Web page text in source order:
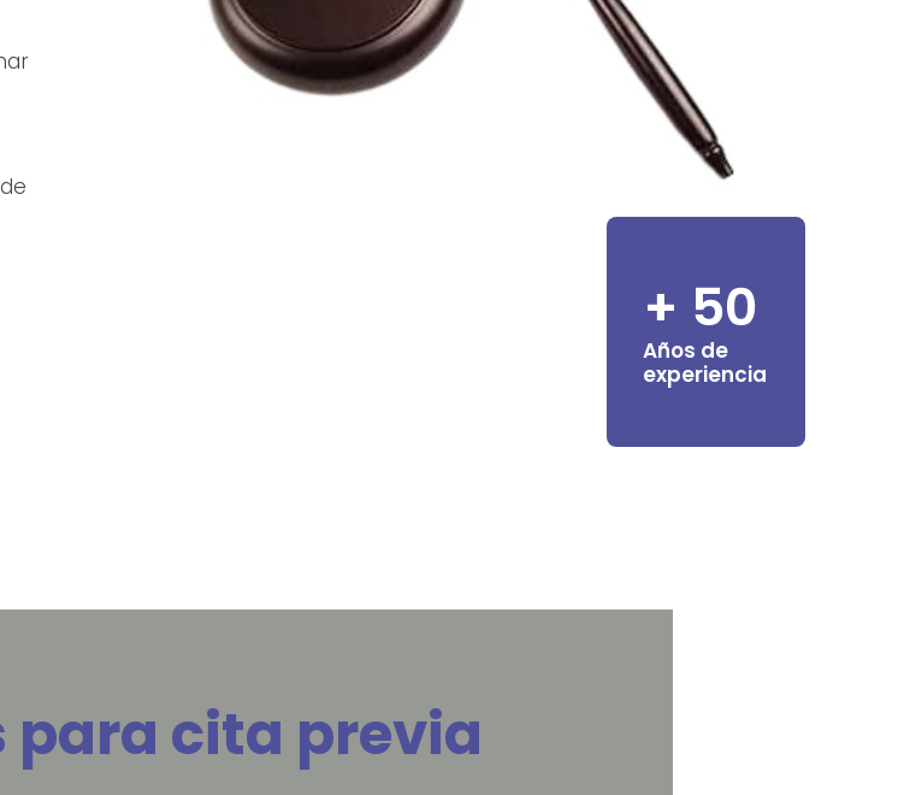
+ 50
Años de
experiencia
para cita previa